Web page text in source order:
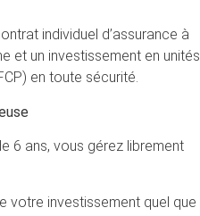
individuel d’assurance à
et un investissement en unités
en toute sécurité.
6 ans, vous gérez librement
votre investissement quel que